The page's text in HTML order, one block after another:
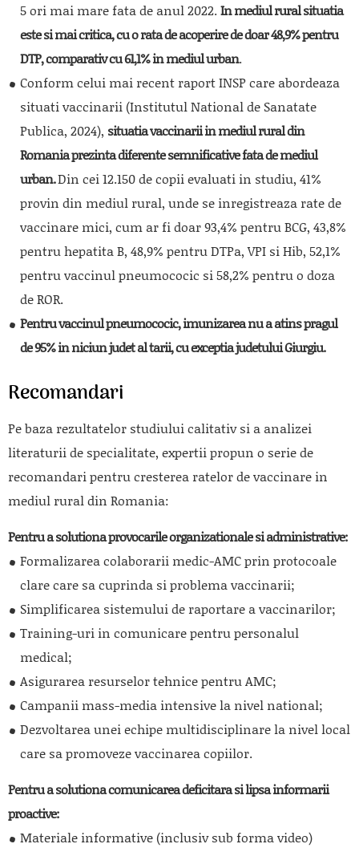
5 ori mai mare fata de anul 2022. In mediul rural situatia
este si mai critica, cu o rata de acoperire de doar 48,9% pentru
DTP, comparativ cu 61,1% in mediul urban.
Conform celui mai recent raport INSP care abordeaza
situati vaccinarii (Institutul National de Sanatate
Publica, 2024), situatia vaccinarii in mediul rural din
Romania prezinta diferente semnificative fata de mediul
urban.Din cei 12.150 de copii evaluati in studiu, 41%
provin din mediul rural, unde se inregistreaza rate de
vaccinare mici, cum ar fi doar 93,4% pentru BCG, 43,8%
pentru hepatita B, 48,9% pentru DTPa, VPI si Hib, 52,1%
pentru vaccinul pneumococic si 58,2% pentru o doza
de ROR.
Pentru vaccinul pneumococic, imunizarea nu a atins pragul
de 95% in niciun judet al tarii, cu exceptia judetului Giurgiu.
Recomandari
Pe baza rezultatelor studiului calitativ si a analizei
literaturii de specialitate, expertii propun o serie de
recomandari pentru cresterea ratelor de vaccinare in
mediul rural din Romania:
Pentru a solutiona provocarile organizationale si administrative:
Formalizarea colaborarii medic-AMC prin protocoale
clare care sa cuprinda si problema vaccinarii;
Simplificarea sistemului de raportare a vaccinarilor;
Training-uri in comunicare pentru personalul
medical;
Asigurarea resurselor tehnice pentru AMC;
Campanii mass-media intensive la nivel national;
Dezvoltarea unei echipe multidisciplinare la nivel local
care sa promoveze vaccinarea copiilor.
Pentru a solutiona comunicarea deficitara si lipsa informarii
proactive:
Materiale informative (inclusiv sub forma video)